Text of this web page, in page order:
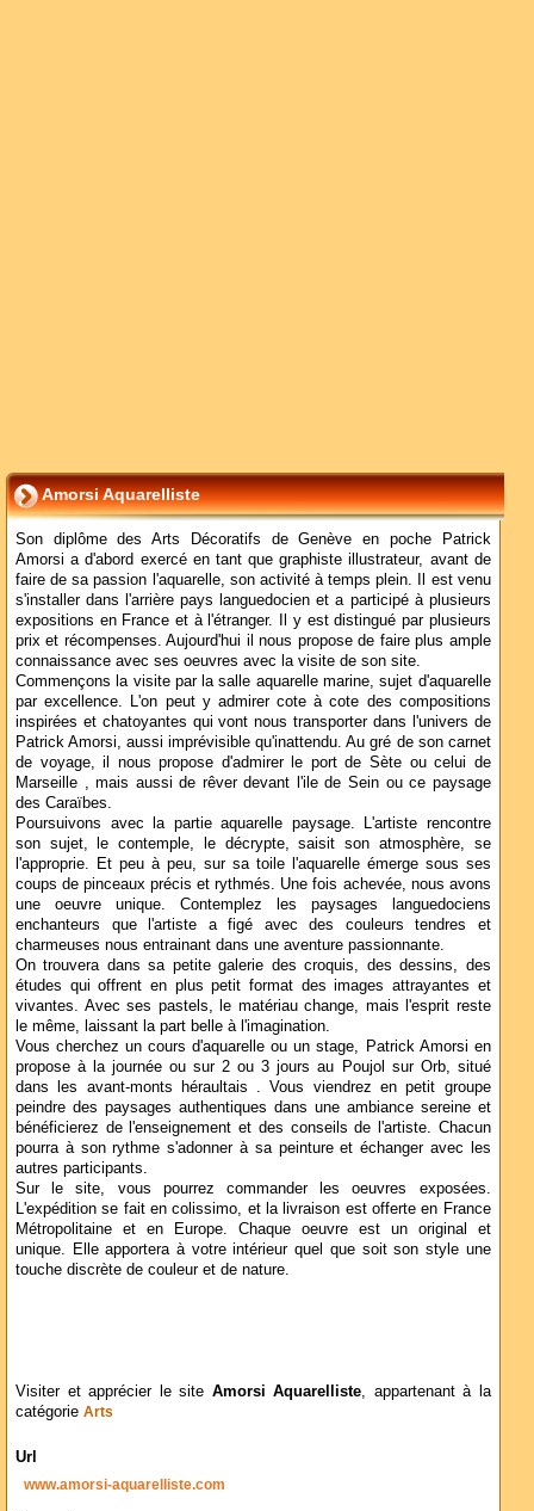
Amorsi Aquarelliste
Son diplôme des Arts Décoratifs de Genève en poche Patrick
Amorsi a d'abord exercé en tant que graphiste illustrateur, avant de
faire de sa passion l'aquarelle, son activité à temps plein. Il est venu
s'installer dans l'arrière pays languedocien et a participé à plusieurs
expositions en France et à l'étranger. Il y est distingué par plusieurs
prix et récompenses. Aujourd'hui il nous propose de faire plus ample
connaissance avec ses oeuvres avec la visite de son site.
Commençons la visite par la salle aquarelle marine, sujet d'aquarelle
par excellence. L'on peut y admirer cote à cote des compositions
inspirées et chatoyantes qui vont nous transporter dans l'univers de
Patrick Amorsi, aussi imprévisible qu'inattendu. Au gré de son carnet
de voyage, il nous propose d'admirer le port de Sète ou celui de
Marseille , mais aussi de rêver devant l'ile de Sein ou ce paysage
des Caraïbes.
Poursuivons avec la partie aquarelle paysage. L'artiste rencontre
son sujet, le contemple, le décrypte, saisit son atmosphère, se
l'approprie. Et peu à peu, sur sa toile l'aquarelle émerge sous ses
coups de pinceaux précis et rythmés. Une fois achevée, nous avons
une oeuvre unique. Contemplez les paysages languedociens
enchanteurs que l'artiste a figé avec des couleurs tendres et
charmeuses nous entrainant dans une aventure passionnante.
On trouvera dans sa petite galerie des croquis, des dessins, des
études qui offrent en plus petit format des images attrayantes et
vivantes. Avec ses pastels, le matériau change, mais l'esprit reste
le même, laissant la part belle à l'imagination.
Vous cherchez un cours d'aquarelle ou un stage, Patrick Amorsi en
propose à la journée ou sur 2 ou 3 jours au Poujol sur Orb, situé
dans les avant-monts héraultais . Vous viendrez en petit groupe
peindre des paysages authentiques dans une ambiance sereine et
bénéficierez de l'enseignement et des conseils de l'artiste. Chacun
pourra à son rythme s'adonner à sa peinture et échanger avec les
autres participants.
Sur le site, vous pourrez commander les oeuvres exposées.
L'expédition se fait en colissimo, et la livraison est offerte en France
Métropolitaine et en Europe. Chaque oeuvre est un original et
unique. Elle apportera à votre intérieur quel que soit son style une
touche discrète de couleur et de nature.
Visiter et apprécier le site Amorsi Aquarelliste, appartenant à la
catégorie Arts
Url
www.amorsi-aquarelliste.com